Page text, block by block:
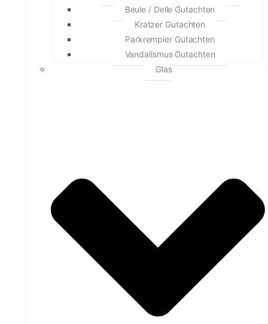
Beule / Delle Gutachten
Kratzer Gutachten
Parkrempler Gutachten
Vandalismus Gutachten
Glas